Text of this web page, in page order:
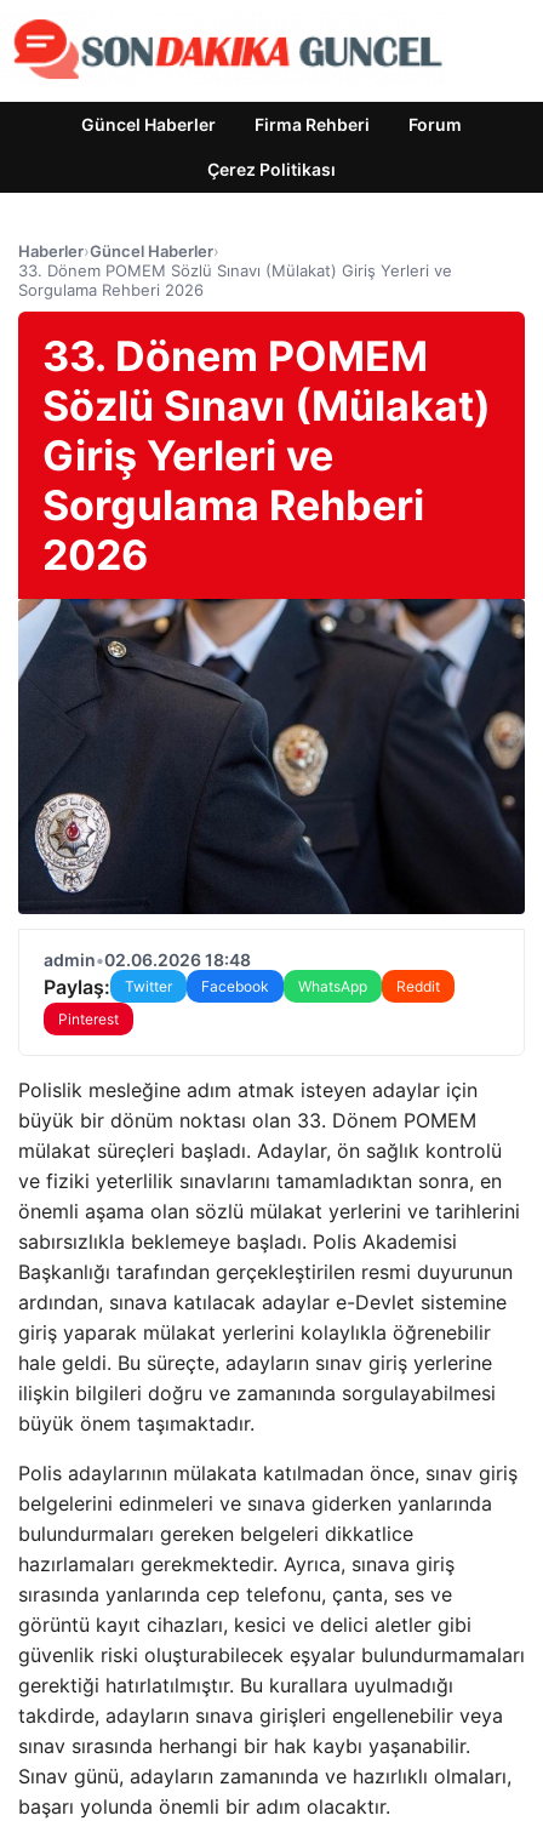
Güncel Haberler Firma Rehberi Forum
Çerez Politikası
Haberler›Güncel Haberler›
33. Dönem POMEM Sözlü Sınavı (Mülakat) Giriş Yerleri ve
Sorgulama Rehberi 2026
33. Dönem POMEM
Sözlü Sınavı (Mülakat)
Giriş Yerleri ve
Sorgulama Rehberi
2026
admin•02.06.2026 18:48
Paylaş: Twitter Facebook WhatsApp
Reddit
Pinterest
Polislik mesleğine adım atmak isteyen adaylar için
büyük bir dönüm noktası olan 33. Dönem POMEM
mülakat süreçleri başladı. Adaylar, ön sağlık kontrolü
ve fiziki yeterlilik sınavlarını tamamladıktan sonra, en
önemli aşama olan sözlü mülakat yerlerini ve tarihlerini
sabırsızlıkla beklemeye başladı. Polis Akademisi
Başkanlığı tarafından gerçekleştirilen resmi duyurunun
ardından, sınava katılacak adaylar e-Devlet sistemine
giriş yaparak mülakat yerlerini kolaylıkla öğrenebilir
hale geldi. Bu süreçte, adayların sınav giriş yerlerine
ilişkin bilgileri doğru ve zamanında sorgulayabilmesi
büyük önem taşımaktadır.
Polis adaylarının mülakata katılmadan önce, sınav giriş
belgelerini edinmeleri ve sınava giderken yanlarında
bulundurmaları gereken belgeleri dikkatlice
hazırlamaları gerekmektedir. Ayrıca, sınava giriş
sırasında yanlarında cep telefonu, çanta, ses ve
görüntü kayıt cihazları, kesici ve delici aletler gibi
güvenlik riski oluşturabilecek eşyalar bulundurmamaları
gerektiği hatırlatılmıştır. Bu kurallara uyulmadığı
takdirde, adayların sınava girişleri engellenebilir veya
sınav sırasında herhangi bir hak kaybı yaşanabilir.
Sınav günü, adayların zamanında ve hazırlıklı olmaları,
başarı yolunda önemli bir adım olacaktır.